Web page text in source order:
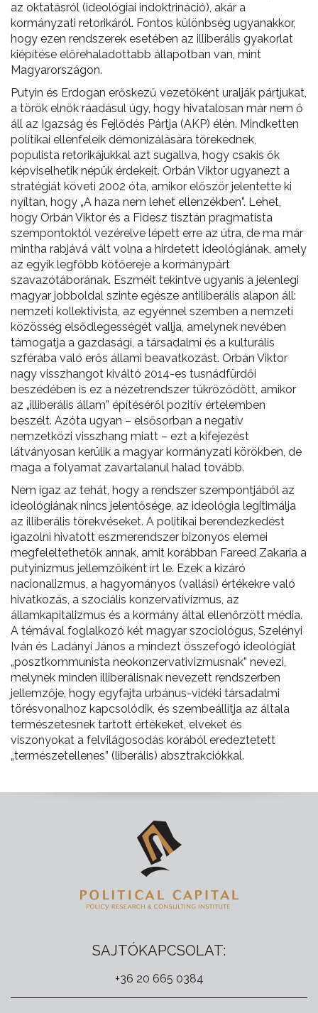
az oktatásról (ideológiai indoktrináció), akár a
kormányzati retorikáról. Fontos különbség ugyanakkor,
hogy ezen rendszerek esetében az illiberális gyakorlat
kiépítése előrehaladottabb állapotban van, mint
Magyarországon.
Putyin és Erdogan erőskezű vezetőként uralják pártjukat,
a török elnök ráadásul úgy, hogy hivatalosan már nem ő
áll az Igazság és Fejlődés Pártja (AKP) élén. Mindketten
politikai ellenfeleik démonizálására törekednek,
populista retorikájukkal azt sugallva, hogy csakis ők
képviselhetik népük érdekeit. Orbán Viktor ugyanezt a
stratégiát követi 2002 óta, amikor először jelentette ki
nyíltan, hogy „A haza nem lehet ellenzékben”. Lehet,
hogy Orbán Viktor és a Fidesz tisztán pragmatista
szempontoktól vezérelve lépett erre az útra, de ma már
mintha rabjává vált volna a hirdetett ideológiának, amely
az egyik legfőbb kötőereje a kormánypárt
szavazótáborának. Eszméit tekintve ugyanis a jelenlegi
magyar jobboldal szinte egésze antiliberális alapon áll:
nemzeti kollektivista, az egyénnel szemben a nemzeti
közösség elsődlegességét vallja, amelynek nevében
támogatja a gazdasági, a társadalmi és a kulturális
szférába való erős állami beavatkozást. Orbán Viktor
nagy visszhangot kiváltó 2014-es tusnádfürdői
beszédében is ez a nézetrendszer tükröződött, amikor
az „illiberális állam” építéséről pozitív értelemben
beszélt. Azóta ugyan – elsősorban a negatív
nemzetközi visszhang miatt – ezt a kifejezést
látványosan kerülik a magyar kormányzati körökben, de
maga a folyamat zavartalanul halad tovább.
Nem igaz az tehát, hogy a rendszer szempontjából az
ideológiának nincs jelentősége, az ideológia legitimálja
az illiberális törekvéseket. A politikai berendezkedést
igazolni hivatott eszmerendszer bizonyos elemei
megfeleltethetők annak, amit korábban Fareed Zakaria a
putyinizmus jellemzőiként írt le. Ezek a kizáró
nacionalizmus, a hagyományos (vallási) értékekre való
hivatkozás, a szociális konzervativizmus, az
államkapitalizmus és a kormány által ellenőrzött média.
A témával foglalkozó két magyar szociológus, Szelényi
Iván és Ladányi János a mindezt összefogó ideológiát
„posztkommunista neokonzervativizmusnak” nevezi,
melynek minden illiberálisnak nevezett rendszerben
jellemzője, hogy egyfajta urbánus-vidéki társadalmi
törésvonalhoz kapcsolódik, és szembeállítja az általa
természetesnek tartott értékeket, elveket és
viszonyokat a felvilágosodás korából eredeztetett
„természetellenes” (liberális) absztrakciókkal.
SAJTÓKAPCSOLAT:
+36 20 665 0384